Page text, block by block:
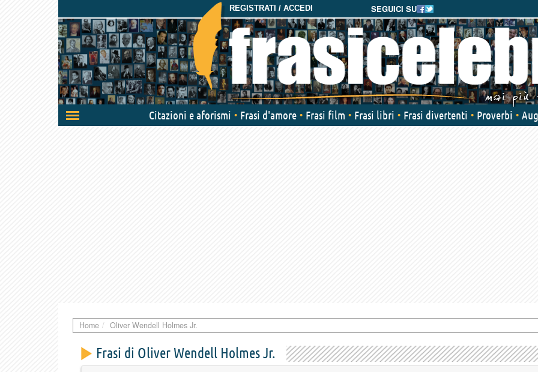
SEGUICI SU
REGISTRATI / ACCEDI
Attiva/disattiva
navigazione
Citazioni e aforismi Frasi d'amore Frasi film Frasi libri Frasi divertenti Proverbi
Home Oliver Wendell Holmes Jr.
Frasi di Oliver Wendell Holmes Jr.